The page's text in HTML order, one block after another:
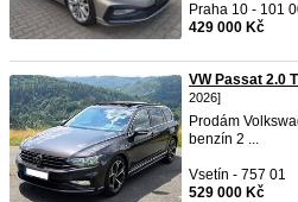
Praha 10 - 101
429 000 Kč
VW Passat 2.0
2026]
Prodám
benzín 2 ...
Vsetín - 757 01
529 000 Kč